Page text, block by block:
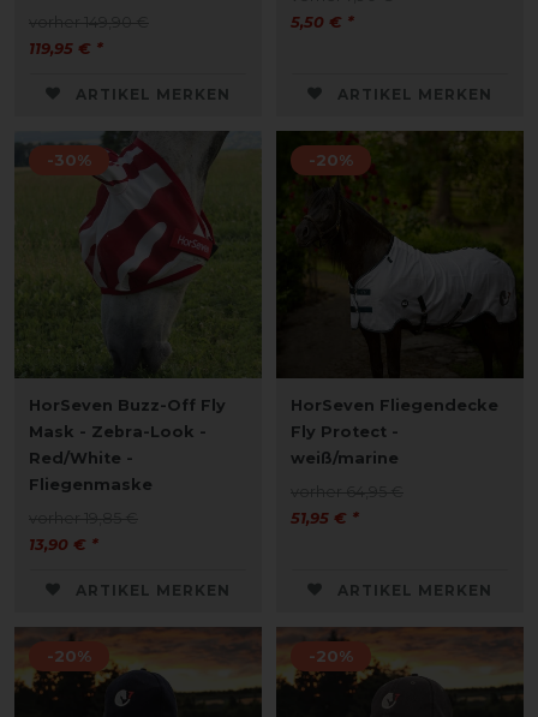
119,95 € *
ARTIKEL MERKEN
5,50 € *
ARTIKEL MERKEN
-30%
HorSeven Buzz-Off Fly
Mask - Zebra-Look -
Red/White -
Fliegenmaske
13,90 € *
ARTIKEL MERKEN
-20%
HorSeven Fliegendecke
Fly Protect -
weiß/marine
51,95 € *
ARTIKEL MERKEN
-20% -20%